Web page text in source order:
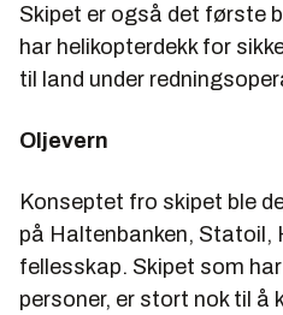
Skipet er også det første
har helikopterdekk for
til land under
Oljevern
Konseptet fro skipet ble
på Haltenbanken, Statoil,
fellesskap. Skipet som
personer, er stort nok til å